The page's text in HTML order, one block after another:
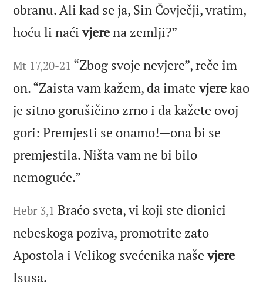
obranu. Ali kad se ja, Sin Čovječji, vratim,
hoću li naćivjerena zemlji?”
Mt 17,20-21 “Zbog svoje nevjere”, reče im
on. “Zaista vam kažem, da imatevjerekao
je sitno gorušičino zrno i da kažete ovoj
gori: Premjesti se onamo!—ona bi se
premjestila. Ništa vam ne bi bilo
nemoguće.”
Hebr 3,1 Braćo sveta, vi koji ste dionici
nebeskoga poziva, promotrite zato
Apostola i Velikog svećenika naševjere—
Isusa.